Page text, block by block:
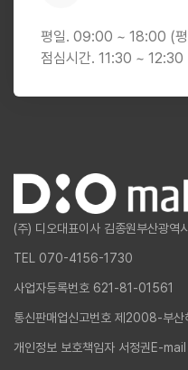
평일. 09:00 ~ 18:00 (평
점심시간. 11:30 ~ 12:30
(주) 디오대표이사 김종원부산광역
TEL 070-4156-1730
사업자등록번호 621-81-01561
통신판매업신고번호 제2008-부
개인정보 보호책임자 서정권 E-